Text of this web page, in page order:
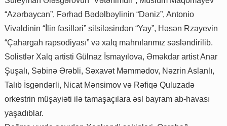
“Azərbaycan”, Fərhad Bədəlbəylinin “Dəniz”, Antonio
Vivaldinin “İlin fəsilləri” silsiləsindən “Yay”, Həsən Rzayevin
“Çahargah rapsodiyası” və xalq mahnılarımız səsləndirilib.
Solistlər Xalq artisti Gülnaz İsmayılova, Əməkdar artist Anar
Şuşalı, Səbinə Ərəbli, Səxavət Məmmədov, Nəzrin Aslanlı,
Talıb İsgǝndǝrli, Nicat Mənsimov və Rəfiqə Quluzadə
orkestrin müşayiəti ilə tamaşaçılara əsl bayram ab-havası
yaşadıblar.